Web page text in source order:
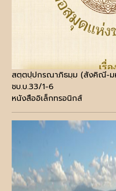
สตฺตปฺปกรณาภิธมฺม (สังคิณี-ม
ชบ.บ.33/1-6
หนังสืออิเล็กทรอนิกส์